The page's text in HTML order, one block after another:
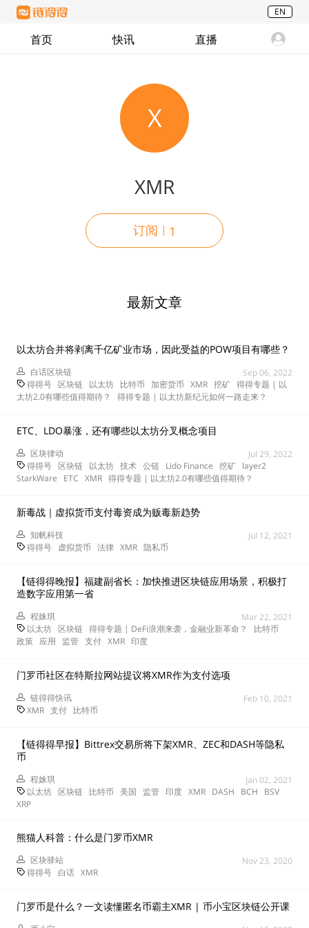
EN
首页 快讯 直播
X
XMR
订阅 1
最新文章
以太坊合并将剥离千亿矿业市场，因此受益的POW项目有哪些？
白话区块链
Sep 06, 2022
得得号 区块链 以太坊 比特币 加密货币 XMR 挖矿 得得专题 | 以
太坊2.0有哪些值得期待？
得得专题 | 以太坊新纪元如何一路走来？
ETC、LDO暴涨，还有哪些以太坊分叉概念项目
区块律动
Jul 29, 2022
得得号 区块链 以太坊 技术 公链 Lido Finance 挖矿 layer2
StarkWare
ETC XMR 得得专题 | 以太坊2.0有哪些值得期待？
新毒战｜虚拟货币支付毒资成为贩毒新趋势
知帆科技
Jul 12, 2021
得得号 虚拟货币 法律 XMR 隐私币
【链得得晚报】福建副省长：加快推进区块链应用场景，积极打
造数字应用第一省
程姝琪
Mar 22, 2021
以太坊 区块链 得得专题 | DeFi浪潮来袭，金融业新革命？
比特币
政策 应用 监管 支付 XMR 印度
门罗币社区在特斯拉网站提议将XMR作为支付选项
链得得快讯
Feb 10, 2021
XMR 支付 比特币
【链得得早报】Bittrex交易所将下架XMR、ZEC和DASH等隐私
币
程姝琪
Jan 02, 2021
以太坊 区块链 比特币 美国 监管 印度 XMR DASH BCH
BSV
XRP
熊猫人科普：什么是门罗币XMR
区块驿站
Nov 23, 2020
得得号 白话 XMR
门罗币是什么？一文读懂匿名币霸主XMR | 币小宝区块链公开课